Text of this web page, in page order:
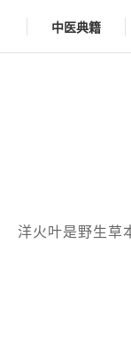
中医典籍
洋火叶是野生草